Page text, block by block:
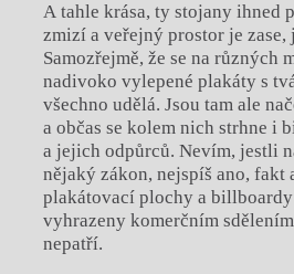
A tahle krása, ty stojany ihned
zmizí a veřejný prostor je zase,
Samozřejmě, že se na různých
nadivoko vylepené plakáty s
všechno udělá. Jsou tam ale
a občas se kolem nich strhne i
a jejich odpůrců. Nevím, jestli
nějaký zákon, nejspíš ano, fakt
plakátovací plochy a billboardy
vyhrazeny komerčním
nepatří.